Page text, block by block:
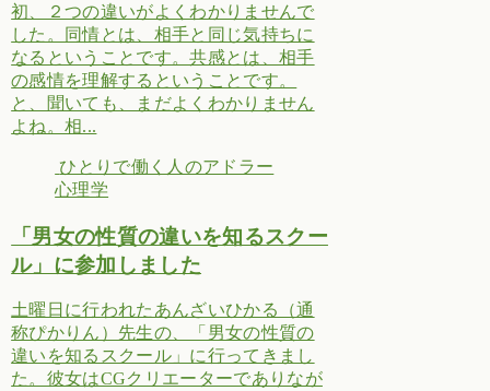
初、２つの違いがよくわかりませんで
した。同情とは、相手と同じ気持ちに
なるということです。共感とは、相手
の感情を理解するということです。
と、聞いても、まだよくわかりません
よね。相...
ひとりで働く人のアドラー
心理学
「男女の性質の違いを知るスクー
ル」に参加しました
土曜日に行われたあんざいひかる（通
称ぴかりん）先生の、「男女の性質の
違いを知るスクール」に行ってきまし
た。彼女はCGクリエーターでありなが